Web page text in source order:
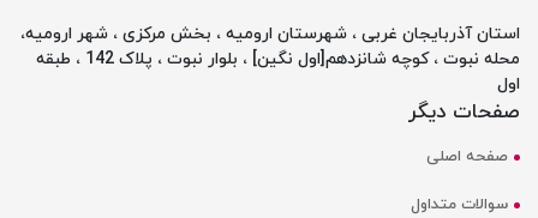
استان آذربایجان غربی ، شهرستان ارومیه ، بخش مرکزی ، شهر ارومیه،
محله نبوت ، کوچه شانزدهم[اول نگین] ، بلوار نبوت ، پلاک 142 ، طبقه
اول
صفحات دیگر
صفحه اصلی
سوالات متداول